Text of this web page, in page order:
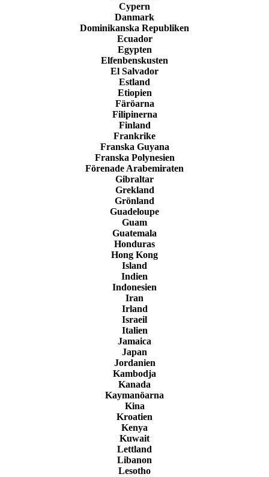
Cypern
Danmark
Dominikanska Republiken
Ecuador
Egypten
Elfenbenskusten
El Salvador
Estland
Etiopien
Färöarna
Filipinerna
Finland
Frankrike
Franska Guyana
Franska Polynesien
Förenade Arabemiraten
Gibraltar
Grekland
Grönland
Guadeloupe
Guam
Guatemala
Honduras
Hong Kong
Island
Indien
Indonesien
Iran
Irland
Israeil
Italien
Jamaica
Japan
Jordanien
Kambodja
Kanada
Kaymanöarna
Kina
Kroatien
Kenya
Kuwait
Lettland
Libanon
Lesotho